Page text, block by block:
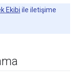
Ekibi ile iletişime